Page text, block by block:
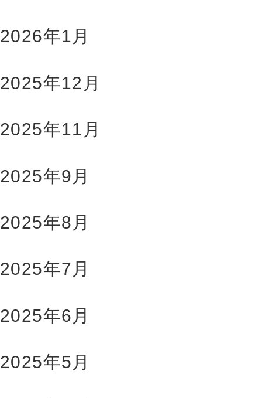
2026年1月
2025年12月
2025年11月
2025年9月
2025年8月
2025年7月
2025年6月
2025年5月